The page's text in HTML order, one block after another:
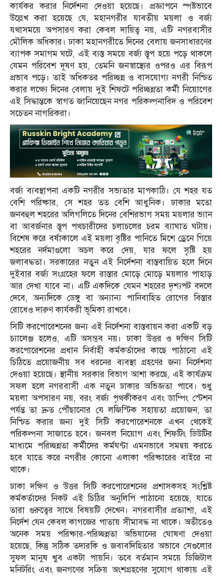
কার্যকর করার নির্দেশনা দেওয়া হয়েছে। প্রজ্ঞাপনে স্পষ্টভাবে
উল্লেখ করা হয়েছে যে, মহানগরীর যাবতীয় ময়লা ও বর্জ্য
যথাসময়ে অপসারণ করা কেবল দায়িত্ব নয়, এটি নগরবাসীর
মৌলিক অধিকার। ঢাকা মহানগরীতে দিনের বেলায় জনসাধারণের
ব্যাপক সমাগম ঘটে, এই ব্যস্ত সময়ে বর্জ্য স্তূপ হয়ে পড়ে থাকলে
যেমন পরিবেশ দূষণ হয়, তেমনি জনস্বাস্থ্যের ওপরও এর বিরূপ
প্রভাব পড়ে। তাই অধিকতর পরিচ্ছন্ন ও বাসযোগ্য নগরী নিশ্চিত
করার লক্ষ্যে দিনের বেলায় দুই শিফটে পরিচ্ছন্নতা কর্মী নিয়োগের
এই সিদ্ধান্তকে স্বাগত জানিয়েছেন নগর পরিকল্পনাবিদ ও পরিবেশ
সচেতন নাগরিকরা।
বর্জ্য ব্যবস্থাপনা একটি নগরীর সভ্যতার মাপকাঠি। যে শহর যত
বেশি পরিষ্কার, সে শহর তত বেশি আধুনিক। ঢাকার মতো
জনবহুল শহরের অলিগলিতে দিনের বেশিরভাগ সময় ময়লার ভ্যান
বা আবর্জনার স্তূপ পথচারীদের চলাচলের চরম ব্যাঘাত ঘটায়।
বিশেষ করে বর্ষাকালে এই ময়লা বৃষ্টির পানিতে মিশে ড্রেনে গিয়ে
শহরের নর্দমাগুলো অচল করে দেয়, যার ফলে সৃষ্টি হয়
জলাবদ্ধতা। সরকারের নতুন এই নির্দেশনা বাস্তবায়িত হলে দিনে
দুইবার বর্জ্য সংগ্রহের ফলে রাস্তার মোড়ে মোড়ে ময়লার পাহাড়
আর দেখা যাবে না। এটি একদিকে যেমন শহরের দৃশ্যপট বদলে
দেবে, অন্যদিকে ডেঙ্গু বা অন্যান্য পানিবাহিত রোগের বিস্তার
রোধেও দারুণ কার্যকরী ভূমিকা রাখবে।
সিটি করপোরেশনের জন্য এই নির্দেশনা বাস্তবায়ন করা একটি বড়
চ্যালেঞ্জ হলেও, এটি অসম্ভব নয়। ঢাকা উত্তর ও দক্ষিণ সিটি
করপোরেশনের প্রধান নির্বাহী কর্মকর্তাদের কাছে পাঠানো এই
চিঠিতে প্রয়োজনীয় সব ধরনের ব্যবস্থা গ্রহণের জন্য নির্দেশনা
দেওয়া হয়েছে। স্থানীয় সরকার বিভাগ আশা করছে, এই কার্যক্রম
সফল হলে নগরবাসী এক নতুন ঢাকার অভিজ্ঞতা পাবে। শুধু
ময়লা অপসারণ নয়, বরং বর্জ্য পৃথকীকরণ এবং ডাম্পিং স্টেশন
পর্যন্ত তা দ্রুত পৌঁছানোর যে লজিস্টিক সহায়তা প্রয়োজন, তা
নিশ্চিত করার জন্য দুই সিটি করপোরেশনকে এখন থেকেই
পরিকল্পনা সাজাতে হবে। জনবল নিয়োগ এবং শিফটিং ডিউটির
মাধ্যমে পরিচ্ছন্নতা কর্মীদের কর্মঘণ্টা এমনভাবে সমন্বয় করতে
হবে যাতে করে নগরীর কোনো এলাকা পরিষ্কারের বাইরে না
থাকে।
ঢাকা দক্ষিণ ও উত্তর সিটি করপোরেশনের প্রশাসকসহ সংশ্লিষ্ট
কর্মকর্তাদের নিকট এই চিঠির অনুলিপি পাঠানো হয়েছে, যাতে
তারা গুরুত্বের সাথে বিষয়টি দেখেন। নগরবাসীর প্রত্যাশা, এই
নির্দেশ যেন কেবল কাগজের পাতায় সীমাবদ্ধ না থাকে। অতীতেও
অনেক সময় পরিষ্কার-পরিচ্ছন্নতা অভিযানের ঘোষণা দেওয়া
হয়েছে, কিন্তু সঠিক তদারকি ও জবাবদিহিতার অভাবে সেগুলোর
সুফল মানুষ খুব একটা পায়নি। তবে বর্তমান সময়ে ডিজিটাল
মনিটরিং এবং জনগণের সক্রিয় অংশগ্রহণের সুযোগ থাকায় এই